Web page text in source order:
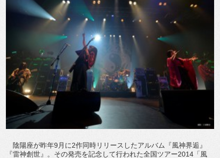
陰陽座が昨年9月に2作同時リリースしたアルバム『風神界逅』
『雷神創世』。その発売を記念して行われた全国ツアー2014「風